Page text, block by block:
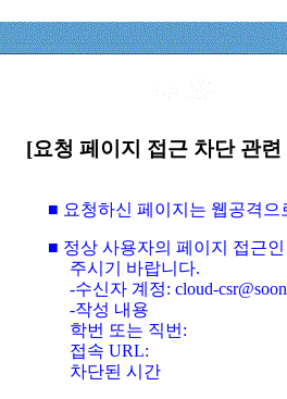
[요청 페이지 접근 차단 관
■ 요청하신 페이지는 웹공격
■ 정상 사용자의 페이지 접근
주시기 바랍니다.
-수신자 계정: cloud-
-작성 내용
학번 또는 직번:
접속 URL:
차단된 시간